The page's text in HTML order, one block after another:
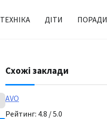
ТЕХНІКА ДІТИ ПОРАДИ
Схожі заклади
AVO
Рейтинг: 4.8 / 5.0